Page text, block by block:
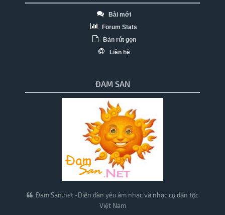
Bài mới
Forum Stats
Bản rút gọn
Liên hệ
ĐAM SAN
Đam San.net -Diễn đàn yêu âm nhạc và nhạc cụ dân tộc
Việt Nam